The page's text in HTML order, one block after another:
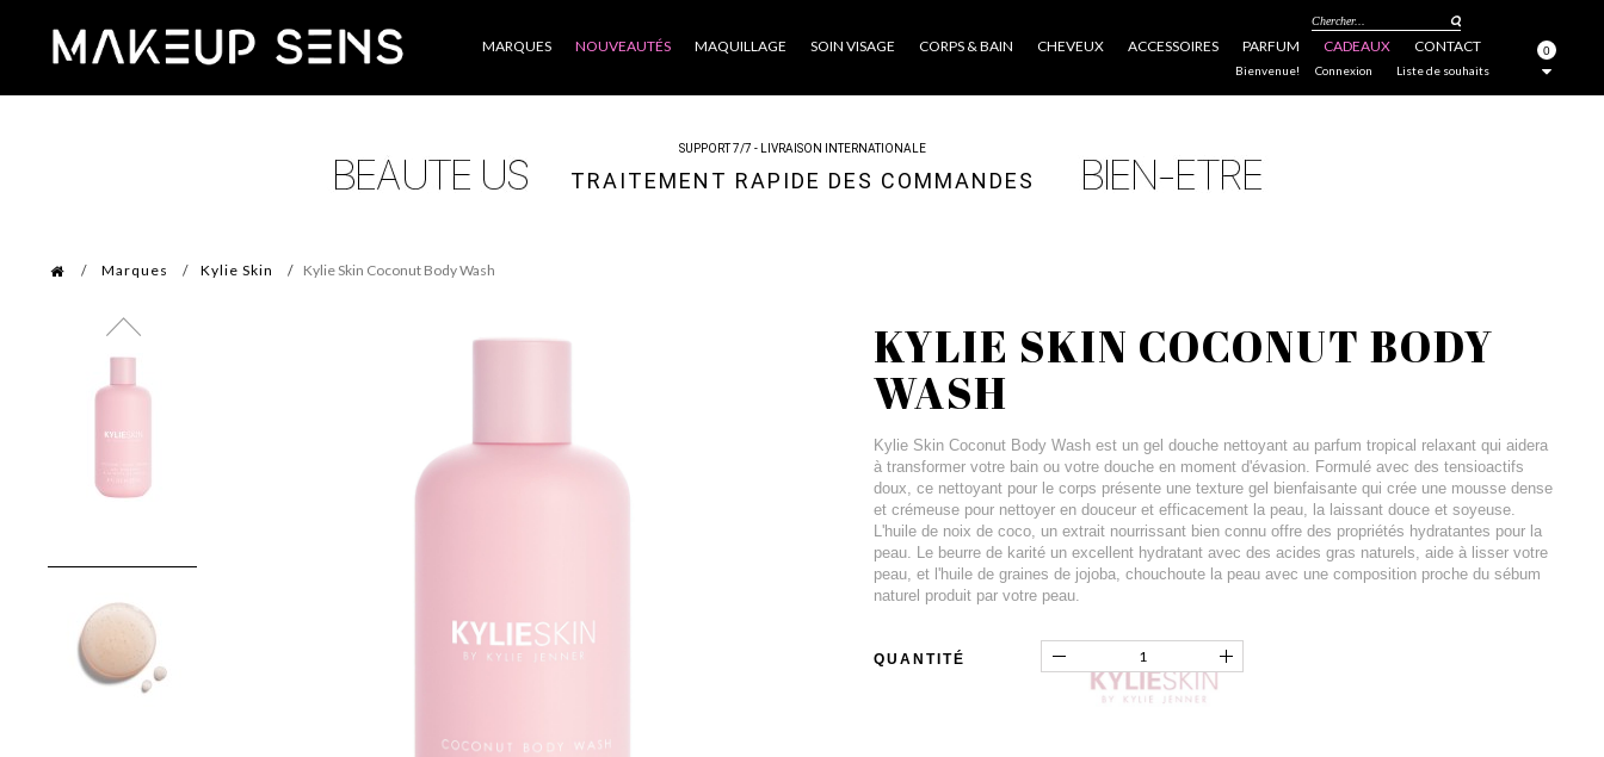
Catégories MARQUES NOUVEAUTÉS MAQUILLAGE SOIN VISAGE CORPS & BAIN CHEVEUX ACCESSOIRES PARFUM CADEAUX CONTACT
Chercher...
0
Liste de souhaits
Bienvenue! Connexion
SUPPORT 7/7 - LIVRAISON INTERNATIONALE
TRAITEMENT RAPIDE DES COMMANDES
Marques Kylie Skin Kylie Skin Coconut Body Wash
KYLIE SKIN COCONUT BODY
WASH
Kylie Skin Coconut Body Wash est un gel douche nettoyant au parfum tropical relaxant qui aidera
à transformer votre bain ou votre douche en moment d'évasion. Formulé avec des tensioactifs
doux, ce nettoyant pour le corps présente une texture gel bienfaisante qui crée une mousse dense
et crémeuse pour nettoyer en douceur et efficacement la peau, la laissant douce et soyeuse.
L'huile de noix de coco, un extrait nourrissant bien connu offre des propriétés hydratantes pour la
peau. Le beurre de karité un excellent hydratant avec des acides gras naturels, aide à lisser votre
peau, et l'huile de graines de jojoba, chouchoute la peau avec une composition proche du sébum
naturel produit par votre peau.
QUANTITÉ